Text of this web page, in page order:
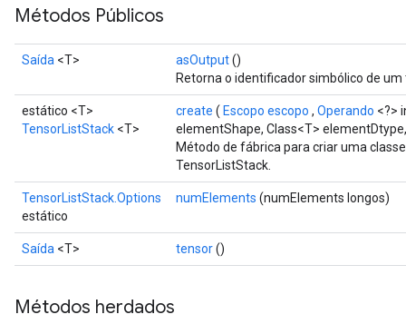
Métodos Públicos
Saída <T> asOutput()
Retorna o identificador simbólico de um
estático <T>
TensorListStack <T>
create ( Escopo escopo , Operando <?>
elementShape, Class<T>
Método de fábrica para criar uma
TensorListStack.
TensorListStack.Options
estático
numElements (numElements longos)
Saída <T> tensor()
Métodos herdados